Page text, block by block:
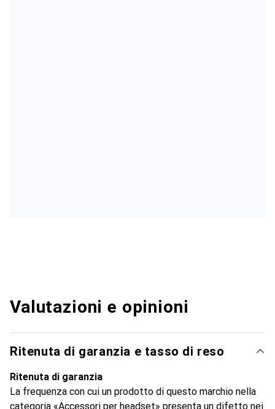
Valutazioni e opinioni
Ritenuta di garanzia e tasso di reso
Ritenuta di garanzia
La frequenza con cui un prodotto di questo marchio nella
categoria «Accessori per headset» presenta un difetto nei